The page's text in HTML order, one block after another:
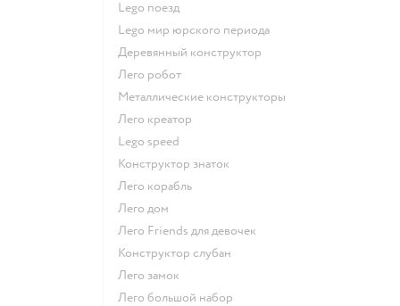
Lego поезд
Lego мир юрского периода
Деревянный конструктор
Лего робот
Металлические конструкторы
Лего креатор
Lego speed
Конструктор знаток
Лего корабль
Лего дом
Лего Friends для девочек
Конструктор слубан
Лего замок
Лего большой набор